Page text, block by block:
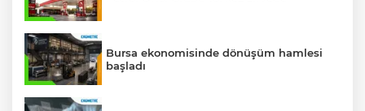
Bursa ekonomisinde dönüşüm hamlesi
başladı